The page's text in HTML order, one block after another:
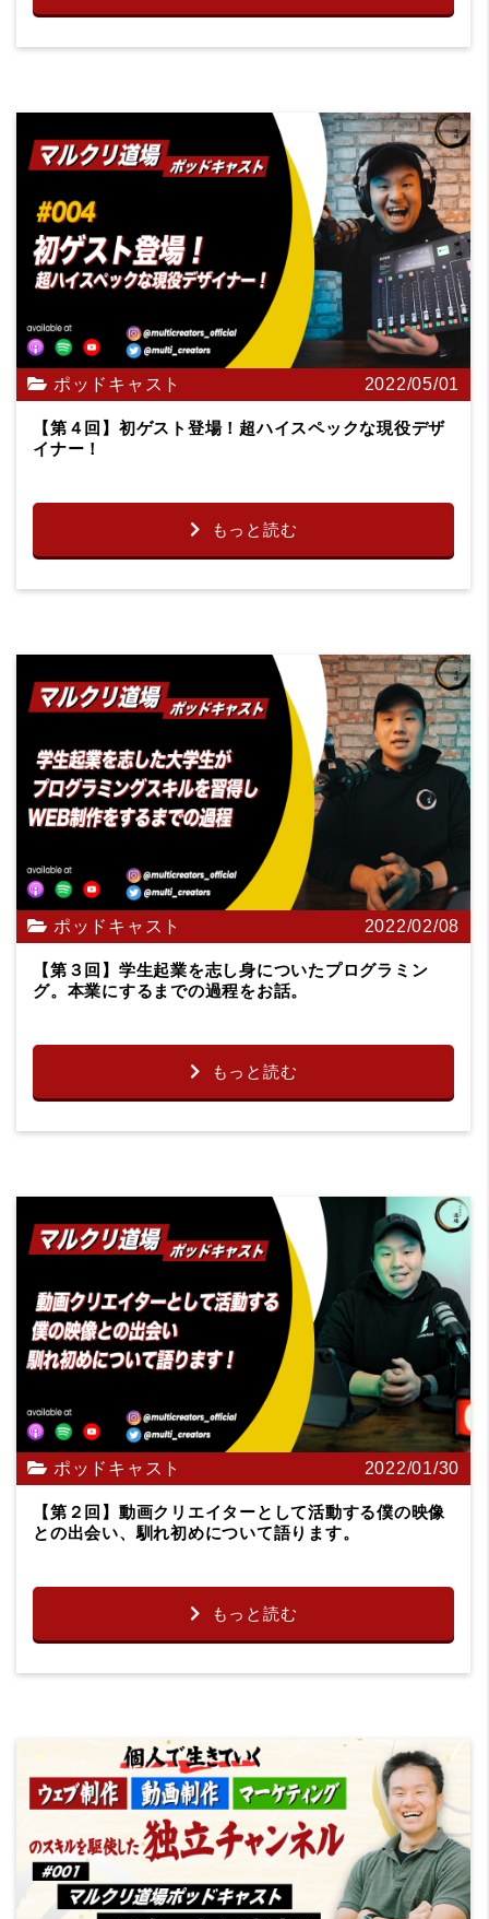
ポッドキャスト 2022/05/01
【第４回】初ゲスト登場！超ハイスペックな現役デザ
イナー！
もっと読む
ポッドキャスト 2022/02/08
【第３回】学生起業を志し身についたプログラミン
グ。本業にするまでの過程をお話。
もっと読む
ポッドキャスト 2022/01/30
【第２回】動画クリエイターとして活動する僕の映像
との出会い、馴れ初めについて語ります。
もっと読む